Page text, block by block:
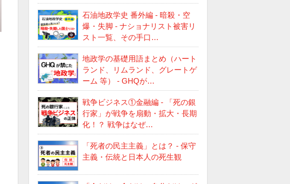
石油地政学史 番外編 - 暗殺・空
爆・失脚 - ナショナリスト被害リ
スト一覧、その手口…
地政学の基礎用語まとめ（ハート
ランド、リムランド、グレートゲ
ーム 等） - GHQが…
戦争ビジネス①金融編 - 「死の銀
行家」が戦争を扇動・拡大・長期
化！？ 戦争はなぜ…
「死者の民主主義」とは？ - 保守
主義・伝統と日本人の死生観